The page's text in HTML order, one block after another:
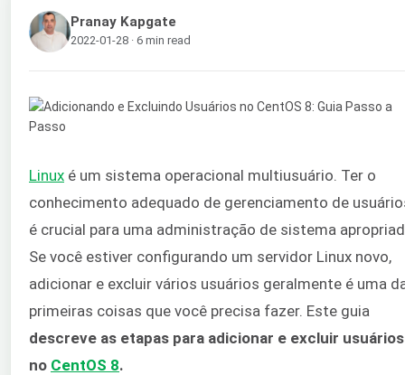
Pranay Kapgate
2022-01-28 · 6 min read
Linux é um sistema operacional multiusuário. Ter o
conhecimento adequado de gerenciamento de
é crucial para uma administração de sistema
Se você estiver configurando um servidor Linux novo,
adicionar e excluir vários usuários geralmente é uma
primeiras coisas que você precisa fazer. Este guia
descreve as etapas para adicionar e excluir usuários
no CentOS 8.